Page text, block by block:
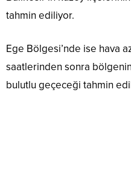
tahmin ediliyor.
Ege Bölgesi’nde ise hava
saatlerinden sonra
bulutlu geçeceği tahmin